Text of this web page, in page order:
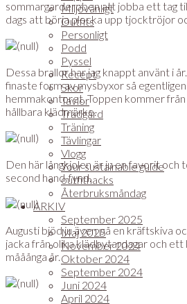
Miljövänligt
Outfits
Personligt
Podd
Pyssel
Recept
Skor
Tavlor
Trädgård
Träning
Tävlingar
Vlogg
Your sustainable guide
outfithacks
Återbruksmåndag
ARKIV
September 2025
Maj 2025
November 2024
Oktober 2024
September 2024
Juni 2024
April 2024
sommargarderoben att jobba ett tag
dags att börja plocka upp tjocktröjor
Dessa brallor har jag knappt använt i
finaste form av mysbyxor så
hemmakontoret. Toppen kommer
hållbara klädmärke.
Den här långkjolen är ju en favorit och
second hand-fynd.
Augusti bjöd ju även på en kräftskiva
jacka från olika klädbytardagar och ett
mååånga år.